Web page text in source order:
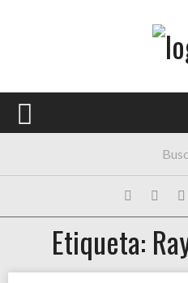
PORTADA
FESTIVALES
EXPOSICIONES
HISTORIAS
Etiqueta: